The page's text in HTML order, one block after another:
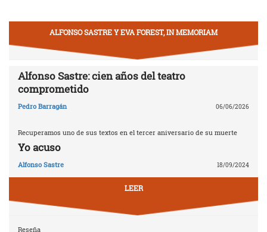
ALFONSO SASTRE Y EVA FOREST, IN MEMORIAM
Alfonso Sastre: cien años del teatro
comprometido
Pedro Barragán 06/06/2026
Recuperamos uno de sus textos en el tercer aniversario de su muerte
Yo acuso
Alfonso Sastre 18/09/2024
LEER
Reseña